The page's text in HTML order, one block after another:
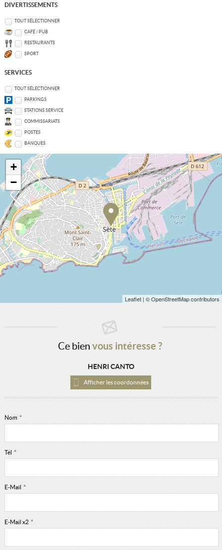
DIVERTISSEMENTS
TOUT SÉLECTIONNER
CAFÉ / PUB
RESTAURANTS
SPORT
SERVICES
TOUT SÉLECTIONNER
PARKINGS
STATIONS SERVICE
COMMISSARIATS
POSTES
BANQUES
+
−
Leaflet | © OpenStreetMap contributors
Ce bien vous intéresse ?
HENRI CANTO
Afficher les coordonnées
Nom *
Tél *
E-Mail *
E-Mail x2 *